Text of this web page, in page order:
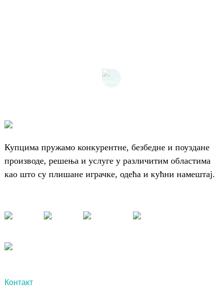
Купцима пружамо конкурентне, безбедне и поуздане
производе, решења и услуге у различитим областима
као што су плишане играчке, одећа и кућни намештај.
Контакт